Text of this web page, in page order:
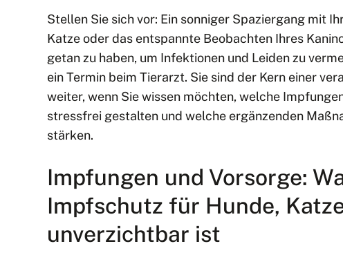
Stellen Sie sich vor: Ein sonniger Spaziergang mit
Katze oder das entspannte Beobachten Ihres
getan zu haben, um Infektionen und Leiden zu
ein Termin beim Tierarzt. Sie sind der Kern einer
weiter, wenn Sie wissen möchten, welche
stressfrei gestalten und welche ergänzenden
stärken.
Impfungen und Vorsorge:
Impfschutz für Hunde,
unverzichtbar ist